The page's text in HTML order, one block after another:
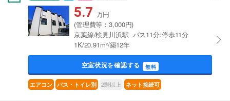
5.7 万円
(管理費等：3,000円)
京葉線/検見川浜駅 バス11分:停歩11分
1K/20.91m²/築12年
空室状況を確認する 無料
エアコン バス・トイレ別 2階以上 ネット接続可